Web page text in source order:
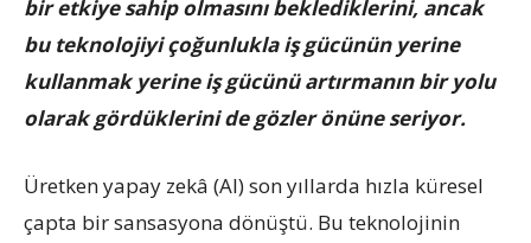
bir etkiye sahip olmasını beklediklerini, ancak
bu teknolojiyi çoğunlukla iş gücünün yerine
kullanmak yerine iş gücünü artırmanın bir yolu
olarak gördüklerini de gözler önüne seriyor.
Üretken yapay zekâ (AI) son yıllarda hızla küresel
çapta bir sansasyona dönüştü. Bu teknolojinin